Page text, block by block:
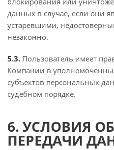
данных в случае, если они
устаревшими,
незаконно.
5.3. Пользователь имеет
Компании в
субъектов персональных
судебном порядке.
6. УСЛОВИЯ
ПЕРЕДАЧИ